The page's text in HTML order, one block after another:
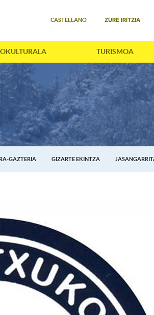
CASTELLANO ZURE IRITZIA
TURISMOA
GAZTERIA GIZARTE EKINTZA